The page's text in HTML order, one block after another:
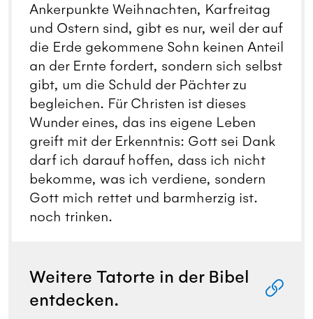
Ankerpunkte Weihnachten, Karfreitag
und Ostern sind, gibt es nur, weil der auf
die Erde gekommene Sohn keinen Anteil
an der Ernte fordert, sondern sich selbst
gibt, um die Schuld der Pächter zu
begleichen. Für Christen ist dieses
Wunder eines, das ins eigene Leben
greift mit der Erkenntnis: Gott sei Dank
darf ich darauf hoffen, dass ich nicht
bekomme, was ich verdiene, sondern
Gott mich rettet und barmherzig ist.
noch trinken.
Weitere Tatorte in der Bibel
entdecken.